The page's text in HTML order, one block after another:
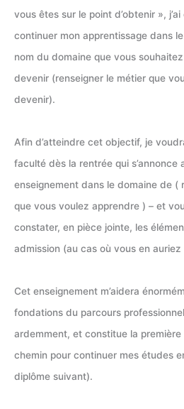
vous êtes sur le point d’obtenir »,
continuer mon apprentissage dans
nom du domaine que vous
devenir (renseigner le métier que
devenir).
Afin d’atteindre cet objectif, je
faculté dès la rentrée qui s’annonce
enseignement dans le domaine de (
que vous voulez apprendre ) – et
constater, en pièce jointe, les
admission (au cas où vous en auriez
Cet enseignement m’aidera
fondations du parcours
ardemment, et constitue la
chemin pour continuer mes études
diplôme suivant).